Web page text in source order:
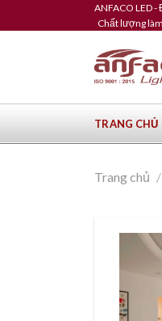
to
ANFACO LED -
Chất lượng
TRANG CHỦ
Trang chủ /